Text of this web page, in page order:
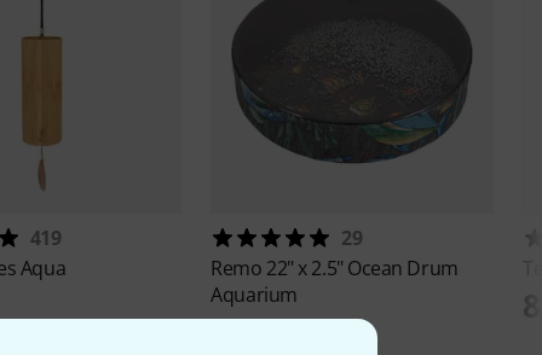
419
Aqua
29
Remo 22" x 2.5" Ocean Drum
Aquarium
179 €